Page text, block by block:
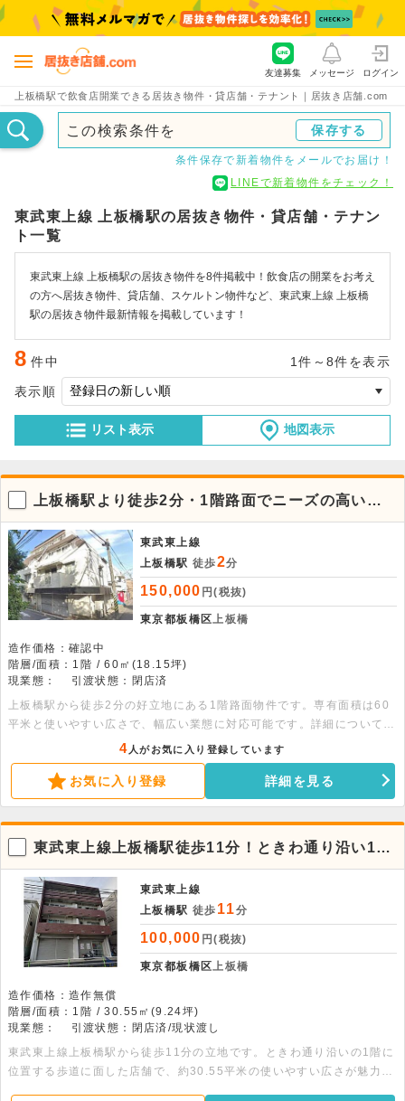
上板橋駅で飲食店開業できる居抜き物件・貸店舗・テナント｜居抜き店舗.com
友達募集 メッセージ ログイン
この検索条件を 保存する
条件保存で新着物件をメールでお届け！
LINEで新着物件をチェック！
東武東上線 上板橋駅の居抜き物件・貸店舗・テナン
ト一覧
東武東上線 上板橋駅の居抜き物件を8件掲載中！飲食店の開業をお考え
の方へ居抜き物件、貸店舗、スケルトン物件など、東武東上線 上板橋
駅の居抜き物件最新情報を掲載しています！
8 件中 1件～8件を表示
リスト表示 地図表示
表示順
上板橋駅より徒歩2分・1階路面でニーズの高い賃
貸店舗事務所
東武東上線
上板橋駅 徒歩2分
150,000 円(税抜)
東京都板橋区上板橋
造作価格：確認中
階層/面積：1階 / 60㎡(18.15坪)
現業態：
引渡状態：閉店済
上板橋駅から徒歩2分の好立地にある1階路面物件です。専有面積は60
平米と使いやすい広さで、幅広い業態に対応可能です。詳細については
お気軽にお問い合わせください。
4 人がお気に入り登録しています
お気に入り登録 詳細を見る
東武東上線上板橋駅徒歩11分！ときわ通り沿い1階
店舗物件。
東武東上線
上板橋駅 徒歩 11分
100,000 円(税抜)
東京都板橋区上板橋
造作価格：造作無償
階層/面積：1階 / 30.55㎡(9.24坪)
現業態：
引渡状態：閉店済/現状渡し
東武東上線上板橋駅から徒歩11分の立地です。ときわ通り沿いの1階に
位置する歩道に面した店舗で、約30.55平米の使いやすい広さが魅力。